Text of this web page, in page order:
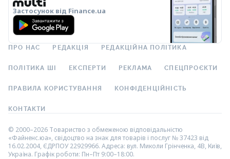
Застосунок від Finance.ua
ПРО НАС РЕДАКЦІЯ РЕДАКЦІЙНА ПОЛІТИКА
ПОЛІТИКА ШІ ЕКСПЕРТИ РЕКЛАМА СПЕЦПРОЄКТИ
ПРАВИЛА КОРИСТУВАННЯ КОНФІДЕНЦІЙНІСТЬ
КОНТАКТИ
© 2000–2026 Товариство з обмеженою відповідальністю
«Файненс.юа», свідоцтво на знак для товарів і послуг № 37423 від
16.02.2004, ЄДРПОУ 22929966. Адреса: вул. Миколи Грінченка, 4В, Київ,
Україна. Графік роботи: Пн–Пт 9:00–18:00.